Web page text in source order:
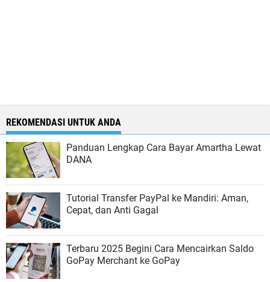
REKOMENDASI UNTUK ANDA
Panduan Lengkap Cara Bayar Amartha Lewat
DANA
Tutorial Transfer PayPal ke Mandiri: Aman,
Cepat, dan Anti Gagal
Terbaru 2025 Begini Cara Mencairkan Saldo
GoPay Merchant ke GoPay